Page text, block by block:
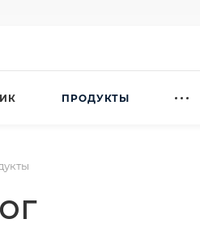
ПРОДУКТЫ